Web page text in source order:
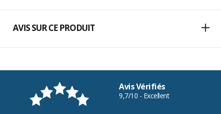
AVIS SUR CE PRODUIT
Avis Vérifiés
9,7/10 - Excellent